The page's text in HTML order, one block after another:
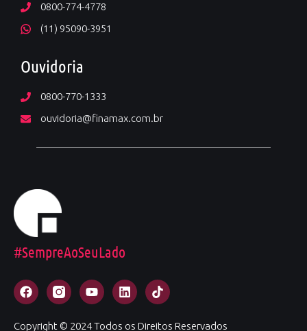
0800-774-4778
(11) 95090-3951
Ouvidoria
0800-770-1333
ouvidoria@finamax.com.br
#SempreAoSeuLado
Copyright © 2024 Todos os Direitos Reservados